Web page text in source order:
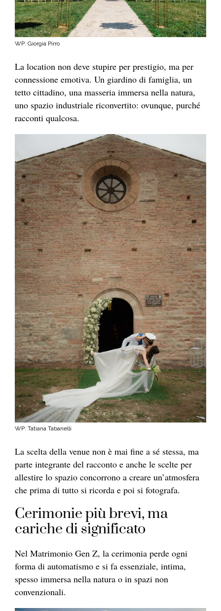
WP: Giorgia Pirro
La location non deve stupire per prestigio, ma per
connessione emotiva. Un giardino di famiglia, un
tetto cittadino, una masseria immersa nella natura,
uno spazio industriale riconvertito: ovunque, purché
racconti qualcosa.
WP: Tatiana Tabanelli
La scelta della venue non è mai fine a sé stessa, ma
parte integrante del racconto e anche le scelte per
allestire lo spazio concorrono a creare un’atmosfera
che prima di tutto si ricorda e poi si fotografa.
Cerimonie più brevi, ma
cariche di significato
Nel Matrimonio Gen Z, la cerimonia perde ogni
forma di automatismo e si fa essenziale, intima,
spesso immersa nella natura o in spazi non
convenzionali.